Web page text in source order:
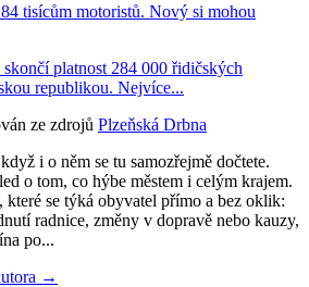
tisícům motoristů. Nový si mohou
platnost 284 000 řidičských
republikou. Nejvíce...
ze zdrojů Plzeňská Drbna
i o něm se tu samozřejmě dočtete.
o tom, co hýbe městem i celým krajem.
které se týká obyvatel přímo a bez oklik:
radnice, změny v dopravě nebo kauzy,
po...
→